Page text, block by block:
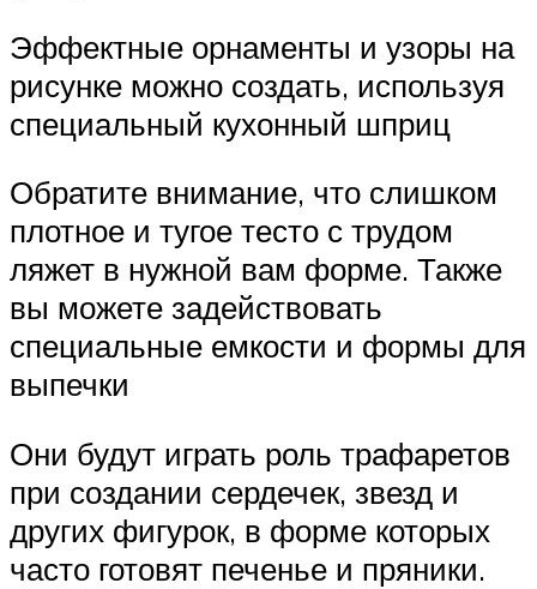
Эффектные орнаменты и узоры на
рисунке можно создать, используя
специальный кухонный шприц
Обратите внимание, что слишком
плотное и тугое тесто с трудом
ляжет в нужной вам форме. Также
вы можете задействовать
специальные емкости и формы для
выпечки
Они будут играть роль трафаретов
при создании сердечек, звезд и
других фигурок, в форме которых
часто готовят печенье и пряники.